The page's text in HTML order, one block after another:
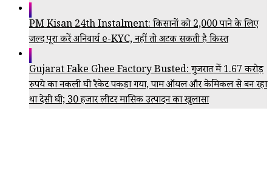
PM Kisan 24th Instalment: किसानों को ₹2,000 पाने के लिए
जल्द पूरा करें अनिवार्य e-KYC, नहीं तो अटक सकती है किस्त
Gujarat Fake Ghee Factory Busted: गुजरात में 1.67 करोड़
रुपये का नकली घी रैकेट पकड़ा गया, पाम ऑयल और केमिकल से बन रहा
था देसी घी; 30 हजार लीटर मासिक उत्पादन का खुलासा